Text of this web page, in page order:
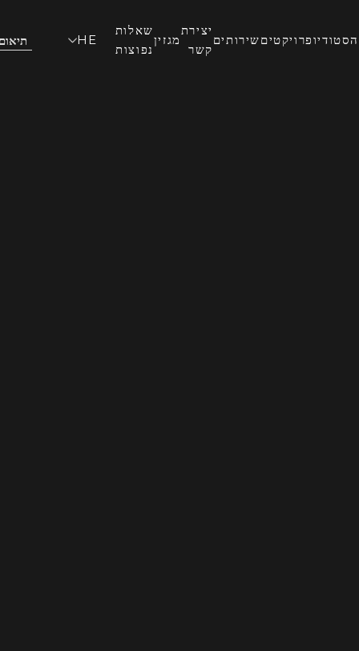
הסטודיופרויקטיםשירותים
יצירת
קשר
מגזין
שאלות
נפוצות
HE